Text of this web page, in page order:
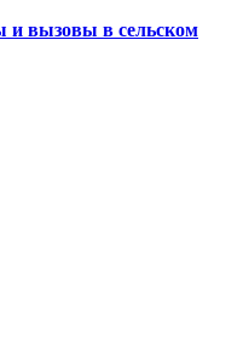
и вызовы в сельском